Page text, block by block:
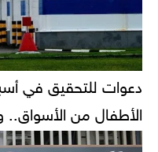
دعوات للتحقيق في
الأطفال من